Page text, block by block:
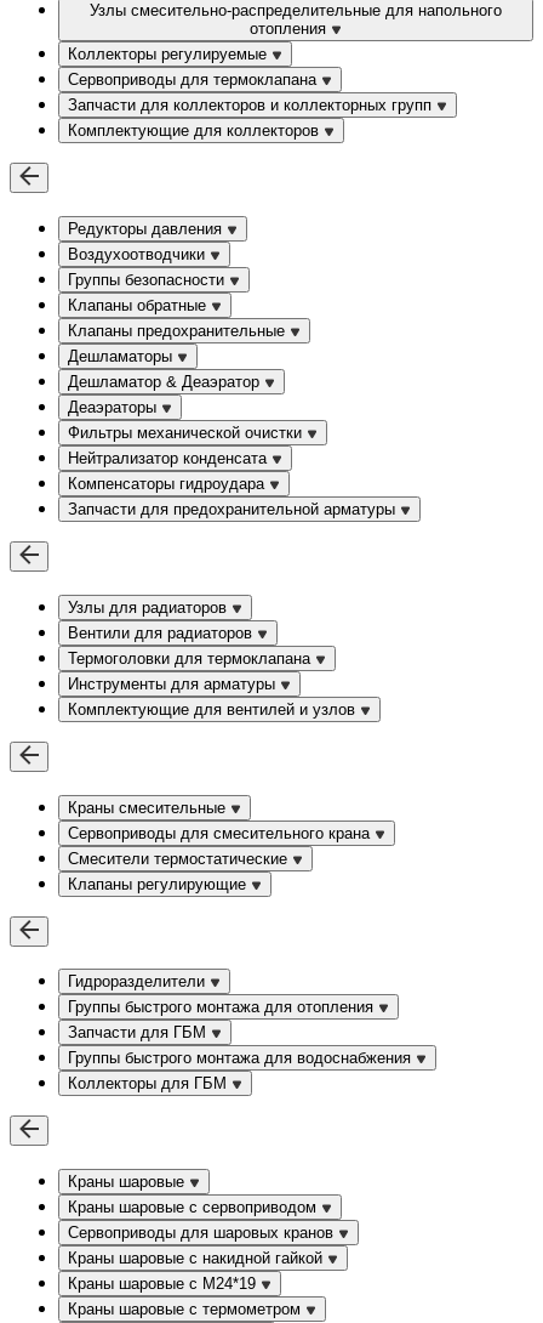
Узлы смесительно-распределительные для напольного
отопления
Коллекторы регулируемые
Сервоприводы для термоклапана
Запчасти для коллекторов и коллекторных групп
Комплектующие для коллекторов
Редукторы давления
Воздухоотводчики
Группы безопасности
Клапаны обратные
Клапаны предохранительные
Дешламаторы
Дешламатор & Деаэратор
Деаэраторы
Фильтры механической очистки
Нейтрализатор конденсата
Компенсаторы гидроудара
Запчасти для предохранительной арматуры
Узлы для радиаторов
Вентили для радиаторов
Термоголовки для термоклапана
Инструменты для арматуры
Комплектующие для вентилей и узлов
Краны смесительные
Сервоприводы для смесительного крана
Смесители термостатические
Клапаны регулирующие
Гидроразделители
Группы быстрого монтажа для отопления
Запчасти для ГБМ
Группы быстрого монтажа для водоснабжения
Коллекторы для ГБМ
Краны шаровые
Краны шаровые с сервоприводом
Сервоприводы для шаровых кранов
Краны шаровые с накидной гайкой
Краны шаровые с М24*19
Краны шаровые с термометром